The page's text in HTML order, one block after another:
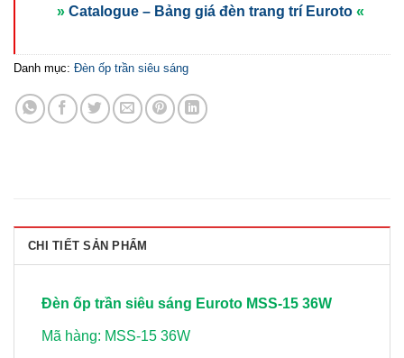
» Catalogue – Bảng giá đèn trang trí Euroto «
Danh mục: Đèn ốp trần siêu sáng
CHI TIẾT SẢN PHẨM
Đèn ốp trần siêu sáng Euroto MSS-15 36W
Mã hàng: MSS-15 36W